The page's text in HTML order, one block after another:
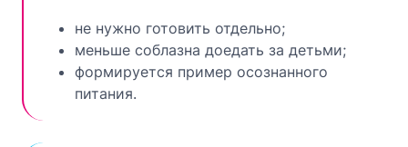
не нужно готовить отдельно;
меньше соблазна доедать за детьми;
формируется пример осознанного
питания.